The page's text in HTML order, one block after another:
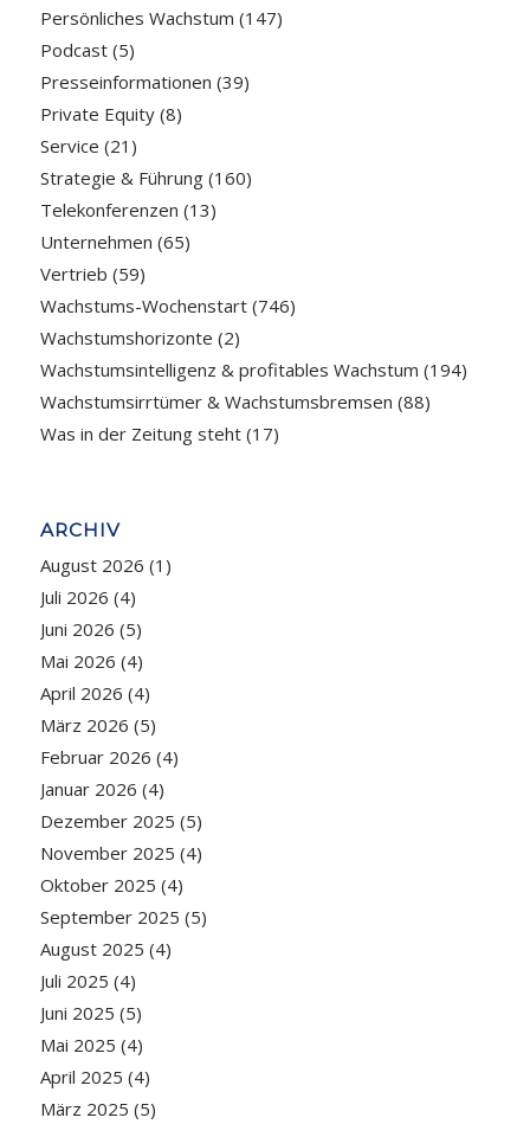
Persönliches Wachstum (147)
Podcast(5)
Presseinformationen (39)
Private Equity(8)
Service (21)
Strategie & Führung(160)
Telekonferenzen (13)
Unternehmen (65)
Vertrieb (59)
Wachstums-Wochenstart(746)
Wachstumshorizonte (2)
Wachstumsintelligenz & profitables Wachstum (194)
Wachstumsirrtümer & Wachstumsbremsen (88)
Was in der Zeitung steht(17)
ARCHIV
August 2026 (1)
Juli 2026 (4)
Juni 2026 (5)
Mai 2026 (4)
April 2026 (4)
März 2026 (5)
Februar 2026 (4)
Januar 2026 (4)
Dezember 2025 (5)
November 2025 (4)
Oktober 2025 (4)
September 2025 (5)
August 2025 (4)
Juli 2025 (4)
Juni 2025 (5)
Mai 2025 (4)
April 2025 (4)
März 2025 (5)